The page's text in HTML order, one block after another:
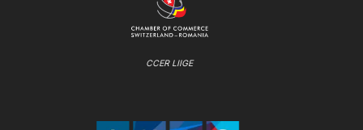
CCER LIIGE